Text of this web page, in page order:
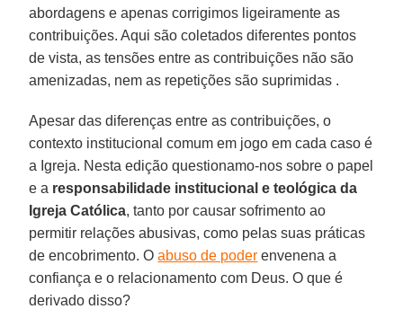
abordagens e apenas corrigimos ligeiramente as
contribuições. Aqui são coletados diferentes pontos
de vista, as tensões entre as contribuições não são
amenizadas, nem as repetições são suprimidas .
Apesar das diferenças entre as contribuições, o
contexto institucional comum em jogo em cada caso é
a Igreja. Nesta edição questionamo-nos sobre o papel
e a responsabilidade institucional e teológica da
Igreja Católica, tanto por causar sofrimento ao
permitir relações abusivas, como pelas suas práticas
de encobrimento. Oabuso de poder envenena a
confiança e o relacionamento com Deus. O que é
derivado disso?